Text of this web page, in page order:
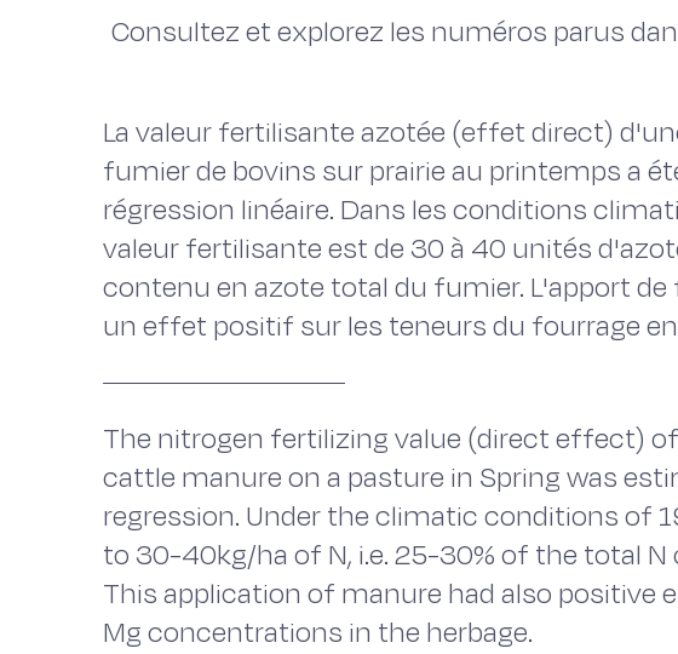
Consultez et explorez les numéros parus
La valeur fertilisante azotée (effet direct)
fumier de bovins sur prairie au printemps a
régression linéaire. Dans les conditions
valeur fertilisante est de 30 à 40 unités
contenu en azote total du fumier. L'apport
un effet positif sur les teneurs du fourrage en
The nitrogen fertilizing value (direct effect)
cattle manure on a pasture in Spring was
regression. Under the climatic conditions of
to 30-40kg/ha of N, i.e. 25-30% of the total
This application of manure had also positive
Mg concentrations in the herbage.